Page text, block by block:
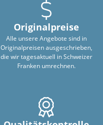
Originalpreise
Alle unsere Angebote sind in
Originalpreisen ausgeschrieben,
die wir tagesaktuell in Schweizer
Franken umrechnen.